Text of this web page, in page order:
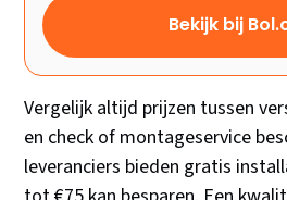
Bekijk bij
Vergelijk altijd prijzen tussen
en check of montageservice
leveranciers bieden gratis